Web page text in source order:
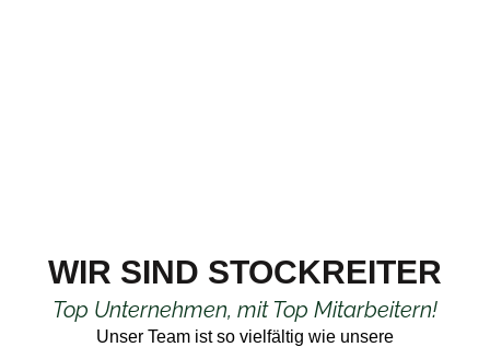
WIR SIND STOCKREITER
Top Unternehmen, mit Top Mitarbeitern!
Unser Team ist so vielfältig wie unsere